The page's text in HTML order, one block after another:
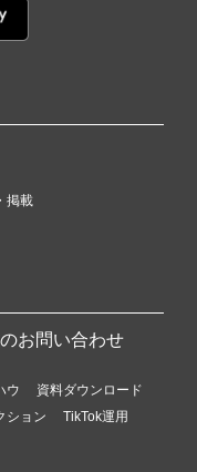
掲載
お問い合わせ
ウ
資料ダウンロード
ション
TikTok運用